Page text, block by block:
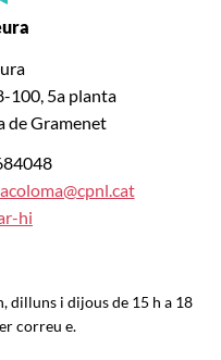
100, 5a planta
de Gramenet
hi
dilluns i dijous de 15 h a 18
correu e.